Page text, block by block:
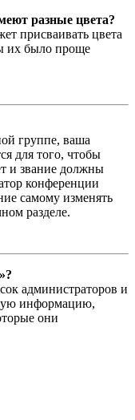
разные цвета?
присваивать цвета
их было проще
группе, ваша
для того, чтобы
и звание должны
конференции
самому изменять
разделе.
администраторов и
информацию,
они